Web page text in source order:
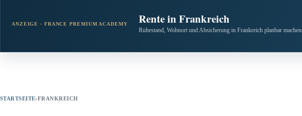
ANZEIGE · FRANCE PREMIUM ACADEMY Rente in Frankreich
Ruhestand, Wohnort und Absicherung in Frankreich planbar machen.
STARTSEITE›FRANKREICH